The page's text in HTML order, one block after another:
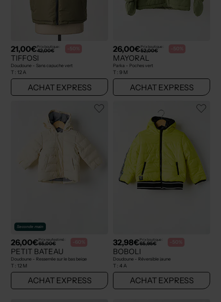
21,00€Prix boutique :
42,00€ -50%
TIFFOSI
Doudoune - Sans capuche vert
T : 12 A
ACHAT EXPRESS
26,00€Prix boutique :
52,00€ -50%
MAYORAL
Parka - Poches vert
T : 9 M
ACHAT EXPRESS
Seconde main
26,00€Prix neuf estimé :
65,00€ -60%
PETIT BATEAU
Doudoune - Resserrée sur le bas beige
T : 12 M
ACHAT EXPRESS
32,98€Prix boutique :
65,95€ -50%
BOBOLI
Doudoune - Réversible jaune
T : 4 A
ACHAT EXPRESS